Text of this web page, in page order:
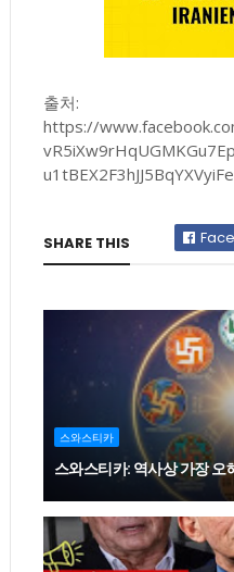
출처:
https://
SHARE THIS
스와스티카
스와스티카: 역사상 가장 오